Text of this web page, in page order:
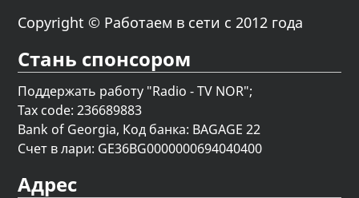
Copyright © Работаем в сети с 2012 года
Стань спонсором
Поддержать работу "Radio - TV NOR";
Tax code: 236689883
Bank of Georgia, Код банка: BAGAGE 22
Счет в лари: GE36BG0000000694040400
Адрес